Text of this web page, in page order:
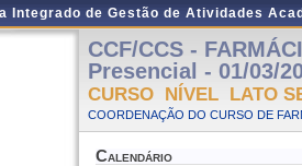
Integrado de Gestão de Atividades
CCF/CCS -
Presencial - 01/03/
CURSO NÍVEL LATO
COORDENAÇÃO DO CURSO DE
Calendário